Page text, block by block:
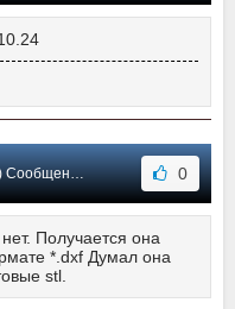
#1 0
Получается она
*.dxf Думал она
stl.